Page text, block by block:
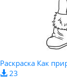
Раскраска Как
23